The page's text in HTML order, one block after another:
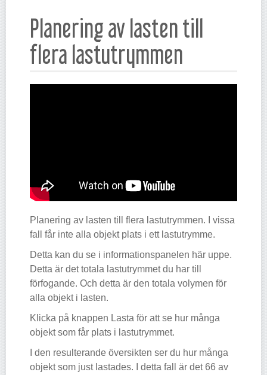
Planering av lasten till
flera lastutrymmen
Planering av lasten till flera lastutrymmen. I vissa
fall får inte alla objekt plats i ett lastutrymme.
Detta kan du se i informationspanelen här uppe.
Detta är det totala lastutrymmet du har till
förfogande. Och detta är den totala volymen för
alla objekt i lasten.
Klicka på knappen Lasta för att se hur många
objekt som får plats i lastutrymmet.
I den resulterande översikten ser du hur många
objekt som just lastades. I detta fall är det 66 av